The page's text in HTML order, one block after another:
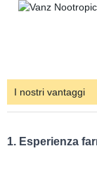
I nostri vantaggi
1. Esperienza